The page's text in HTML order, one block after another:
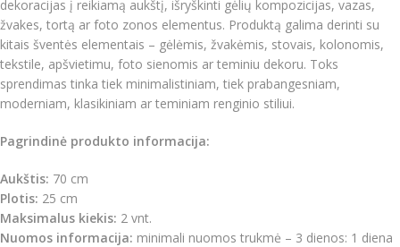
dekoracijas į reikiamą aukštį, išryškinti gėlių kompozicijas, vazas,
žvakes, tortą ar foto zonos elementus. Produktą galima derinti su
kitais šventės elementais – gėlėmis, žvakėmis, stovais, kolonomis,
tekstile, apšvietimu, foto sienomis ar teminiu dekoru. Toks
sprendimas tinka tiek minimalistiniam, tiek prabangesniam,
moderniam, klasikiniam ar teminiam renginio stiliui.
Pagrindinė produkto informacija:
Aukštis: 70 cm
Plotis: 25 cm
Maksimalus kiekis: 2 vnt.
Nuomos informacija: minimali nuomos trukmė – 3 dienos: 1 diena